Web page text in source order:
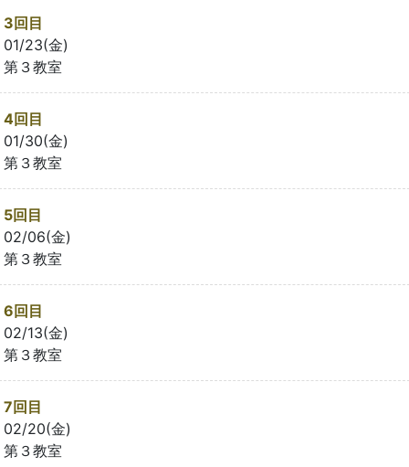
3回目
01/23(金)
第３教室
4回目
01/30(金)
第３教室
5回目
02/06(金)
第３教室
6回目
02/13(金)
第３教室
7回目
02/20(金)
第３教室